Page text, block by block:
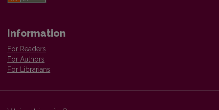
Information
For Readers
For Authors
For Librarians